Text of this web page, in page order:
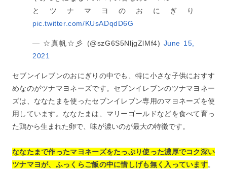
とツナマヨのおにぎり
pic.twitter.com/KUsADqdD6G
— ☆真帆☆彡 (@szG6S5NljgZlMf4) June 15,
2021
セブンイレブンのおにぎりの中でも、特に小さな子供におすす
めなのがツナマヨネーズです。セブンイレブンのツナマヨネー
ズは、ななたまを使ったセブンイレブン専用のマヨネーズを使
用しています。ななたまは、マリーゴールドなどを食べて育っ
た鶏から生まれた卵で、味が濃いのが最大の特徴です。
ななたまで作ったマヨネーズをたっぷり使った濃厚でコク深い
ツナマヨが、ふっくらご飯の中に惜しげも無く入っています。